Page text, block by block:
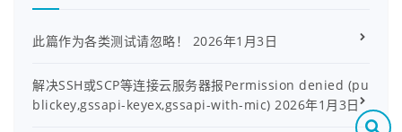
此篇作为各类测试请忽略！ 2026年1月3日
解决SSH或SCP等连接云服务器报Permission denied (pu
blickey,gssapi-keyex,gssapi-with-mic) 2026年1月3日